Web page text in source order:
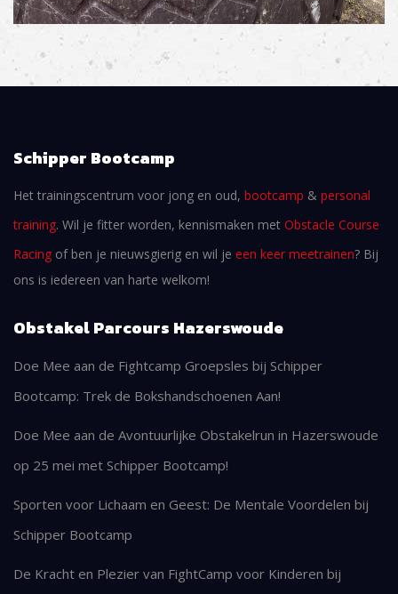
Schipper Bootcamp
Het trainingscentrum voor jong en oud, bootcamp & personal
training. Wil je fitter worden, kennismaken met Obstacle Course
Racing of ben je nieuwsgierig en wil je een keer meetrainen? Bij
ons is iedereen van harte welkom!
Obstakel Parcours Hazerswoude
Doe Mee aan de Fightcamp Groepsles bij Schipper
Bootcamp: Trek de Bokshandschoenen Aan!
Doe Mee aan de Avontuurlijke Obstakelrun in Hazerswoude
op 25 mei met Schipper Bootcamp!
Sporten voor Lichaam en Geest: De Mentale Voordelen bij
Schipper Bootcamp
De Kracht en Plezier van FightCamp voor Kinderen bij